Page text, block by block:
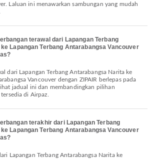
Laluan ini menawarkan sambungan yang mudah
terawal dari Lapangan Terbang
Lapangan Terbang Antarabangsa Vancouver
Vancouver dengan ZIPAIR berlepas pada
jadual ini dan membandingkan pilihan
di Airpaz.
terakhir dari Lapangan Terbang
Lapangan Terbang Antarabangsa Vancouver